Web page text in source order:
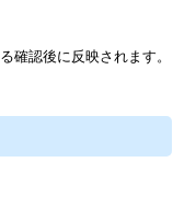
確認後に反映されます。